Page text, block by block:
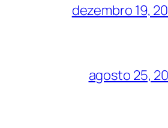
dezembro 19,
agosto 25,